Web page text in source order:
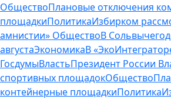
ОбществоПлановые отключения
площадкиПолитикаИзбирком
амнистии» ОбществоВ
августаЭкономикаВ
ГосдумыВластьПрезидент России
спортивных площадокОбщество
контейнерные площадкиПолитика